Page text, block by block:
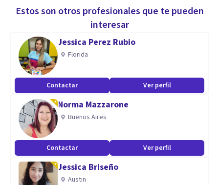
Estos son otros profesionales que te pueden
interesar
Jessica Perez Rubio
Florida
Contactar Ver perfil
Norma Mazzarone
Buenos Aires
Contactar Ver perfil
Jessica Briseño
Austin